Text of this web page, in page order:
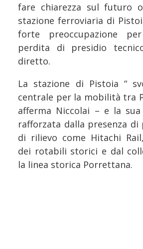
fare chiarezza sul futuro
stazione ferroviaria di
forte preoccupazione
perdita di presidio
diretto.
La stazione di Pistoia “
centrale per la mobilità tra
afferma Niccolai – e la
rafforzata dalla presenza
di rilievo come Hitachi
dei rotabili storici e dal
la linea storica Porrettana.